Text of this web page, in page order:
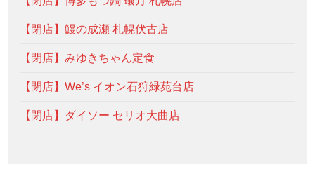
【閉店】鰻の成瀬 札幌伏古店
【閉店】みゆきちゃん定食
【閉店】We’s イオン石狩緑苑台店
【閉店】ダイソー セリオ大曲店